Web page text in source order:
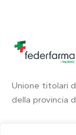
Unione titolari
della provincia